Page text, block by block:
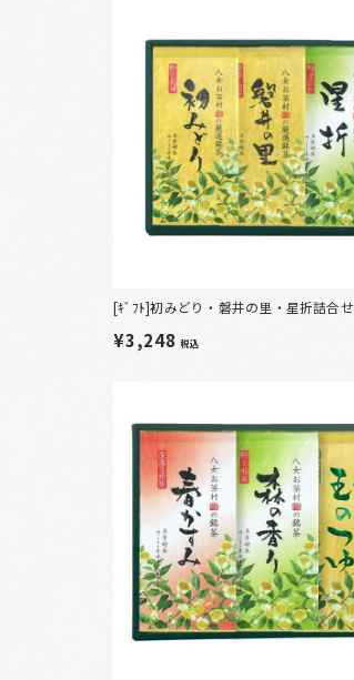
[ｷﾞﾌﾄ]初みどり・磐井の里・星折詰合
¥3,248税込